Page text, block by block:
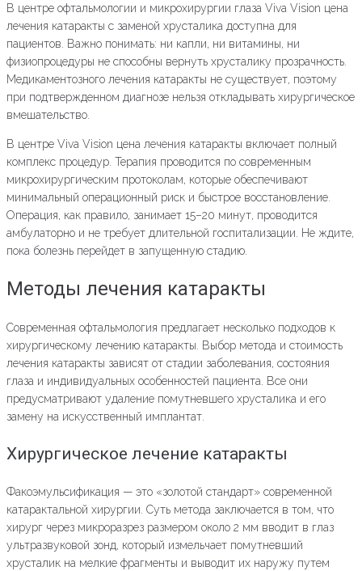
В центре офтальмологии и микрохирургии глаза Viva Vision цена
лечения катаракты с заменой хрусталика доступна для
пациентов. Важно понимать: ни капли, ни витамины, ни
физиопроцедуры не способны вернуть хрусталику прозрачность.
Медикаментозного лечения катаракты не существует, поэтому
при подтвержденном диагнозе нельзя откладывать хирургическое
вмешательство.
В центре Viva Vision цена лечения катаракты включает полный
комплекс процедур. Терапия проводится по современным
микрохирургическим протоколам, которые обеспечивают
минимальный операционный риск и быстрое восстановление.
Операция, как правило, занимает 15–20 минут, проводится
амбулаторно и не требует длительной госпитализации. Не ждите,
пока болезнь перейдет в запущенную стадию.
Методы лечения катаракты
Современная офтальмология предлагает несколько подходов к
хирургическому лечению катаракты. Выбор метода и стоимость
лечения катаракты зависят от стадии заболевания, состояния
глаза и индивидуальных особенностей пациента. Все они
предусматривают удаление помутневшего хрусталика и его
замену на искусственный имплантат.
Хирургическое лечение катаракты
Факоэмульсификация — это «золотой стандарт» современной
катарактальной хирургии. Суть метода заключается в том, что
хирург через микроразрез размером около 2 мм вводит в глаз
ультразвуковой зонд, который измельчает помутневший
хрусталик на мелкие фрагменты и выводит их наружу путем